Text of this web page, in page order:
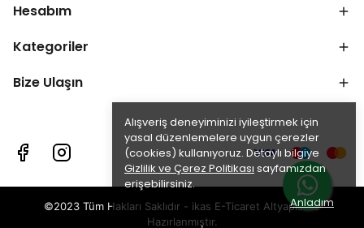
Alışveriş deneyiminizi iyileştirmek için
yasal düzenlemelere uygun çerezler
(cookies) kullanıyoruz. Detaylı bilgiye
Gizlilik ve Çerez Politikası sayfamızdan
erişebilirsiniz.
Anladım
Hesabım
Kategoriler
Bize Ulaşın
©2023 Tüm Hakları Saklıdır - ikas E-Ticaret Altyapısı ile
Hazırlanmıştır.